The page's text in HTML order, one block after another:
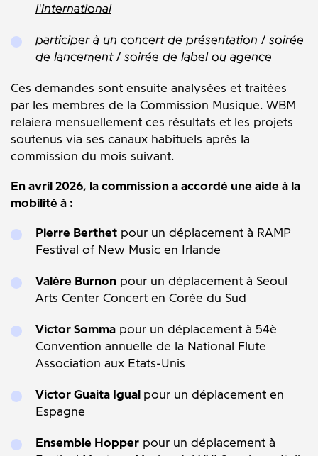
l'international
participer à un concert de présentation / soirée
de lancement / soirée de label ou agence
Ces demandes sont ensuite analysées et traitées
par les membres de la Commission Musique. WBM
relaiera mensuellement ces résultats et les projets
soutenus via ses canaux habituels après la
commission du mois suivant.
En avril 2026, la commission a accordé une aide à la
mobilité à :
Pierre Berthet pour un déplacement à RAMP
Festival of New Music en Irlande
Valère Burnon pour un déplacement à Seoul
Arts Center Concert en Corée du Sud
Victor Somma pour un déplacement à 54è
Convention annuelle de la National Flute
Association aux Etats-Unis
Victor Guaita Igual pour un déplacement en
Espagne
Ensemble Hopper pour un déplacement à